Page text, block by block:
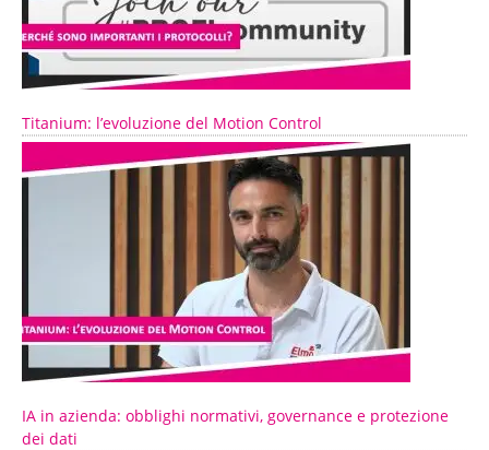
Titanium: l’evoluzione del Motion Control
IA in azienda: obblighi normativi, governance e protezione
dei dati